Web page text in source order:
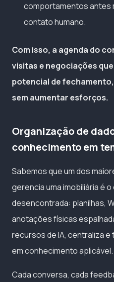
comportamentos antes
contato humano.
Com isso, a agenda do
visitas e negociações
potencial de
sem aumentar esforços.
Organização de
conhecimento em
Sabemos que um dos
gerencia uma imobiliária é
desencontrada: planilhas,
anotações físicas
recursos de IA, centraliza
em conhecimento aplicável.
Cada conversa, cada